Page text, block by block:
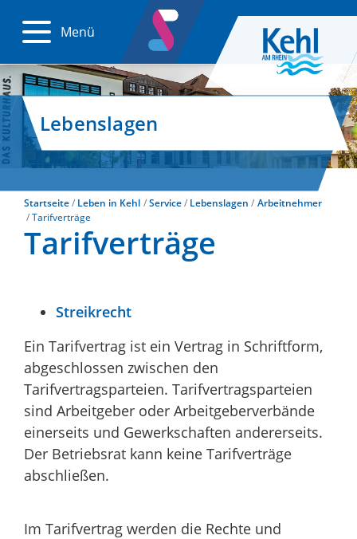
Menü
Lebenslagen
Startseite Leben in Kehl Service Lebenslagen
Arbeitnehmer
Tarifverträge
Tarifverträge
Streikrecht
Ein Tarifvertrag ist ein Vertrag in Schriftform,
abgeschlossen zwischen den
Tarifvertragsparteien. Tarifvertragsparteien
sind Arbeitgeber oder Arbeitgeberverbände
einerseits und Gewerkschaften andererseits.
Der Betriebsrat kann keine Tarifverträge
abschließen.
Im Tarifvertrag werden die Rechte und